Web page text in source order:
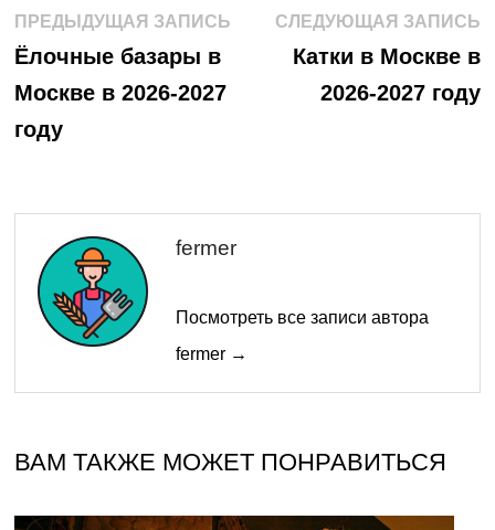
Навигация
по
записям
ПРЕДЫДУЩАЯ ЗАПИСЬПредыдущая
запись:
Ёлочные базары в
Москве в 2026-2027
году
СЛЕДУЮЩАЯ ЗАПИСЬ
Катки в Москве в
2026-2027 году
fermer
Посмотреть все записи автора
fermer →
ВАМ ТАКЖЕ МОЖЕТ ПОНРАВИТЬСЯ